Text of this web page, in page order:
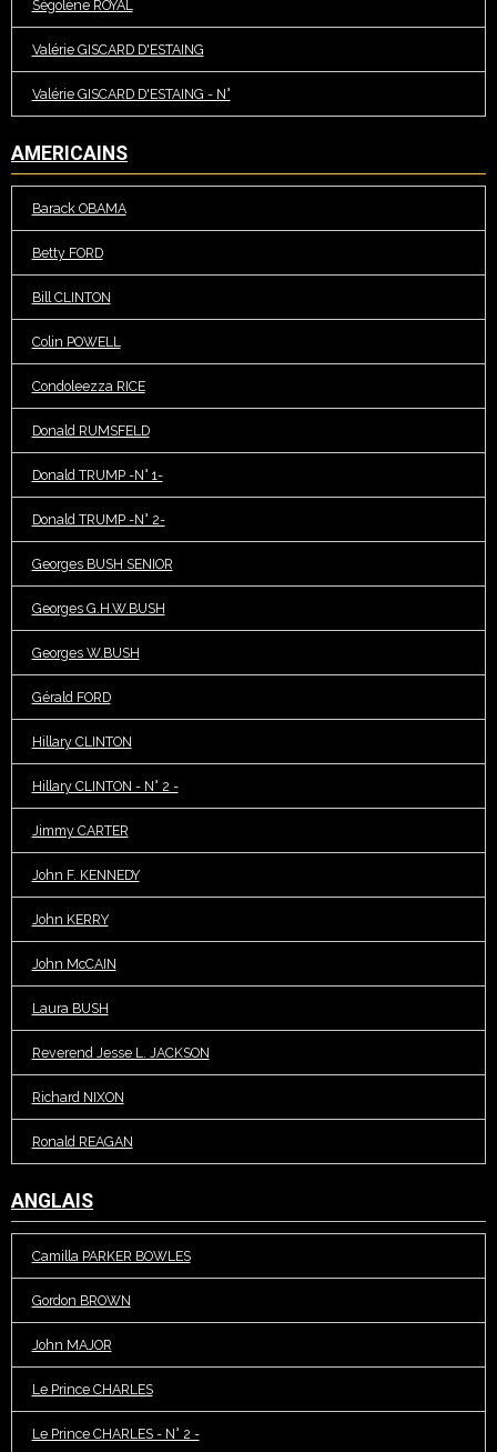
Ségolène ROYAL
Valérie GISCARD D'ESTAING
Valérie GISCARD D'ESTAING - N°
AMERICAINS
Barack OBAMA
Betty FORD
Bill CLINTON
Colin POWELL
Condoleezza RICE
Donald RUMSFELD
Donald TRUMP -N° 1-
Donald TRUMP -N° 2-
Georges BUSH SENIOR
Georges G.H.W.BUSH
Georges W.BUSH
Gérald FORD
Hillary CLINTON
Hillary CLINTON - N° 2 -
Jimmy CARTER
John F. KENNEDY
John KERRY
John McCAIN
Laura BUSH
Reverend Jesse L. JACKSON
Richard NIXON
Ronald REAGAN
ANGLAIS
Camilla PARKER BOWLES
Gordon BROWN
John MAJOR
Le Prince CHARLES
Le Prince CHARLES - N° 2 -